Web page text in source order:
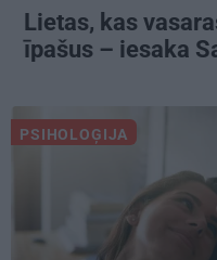
Lietas, kas
īpašus – iesaka
PSIHOLOĢIJA